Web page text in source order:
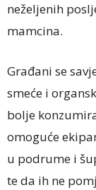
neželjenih
mamcina.
Građani se
smeće i
bolje
omoguće
u podrume i
te da ih ne